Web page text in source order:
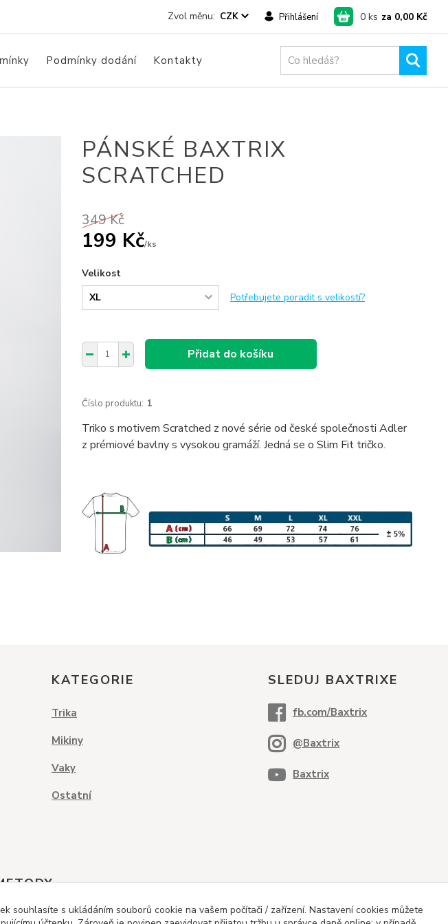
CZK Přihlášení 0 ks za 0,00 Kč
Podmínky dodání Kontakty
PÁNSKÉ BAXTRIX
SCRATCHED
349 Kč
199 Kč/ks
Velikost
Potřebujete poradit s velikostí?
Přidat do košíku
Číslo produktu: 1
Triko s motivem Scratched z nové série od české společnosti Adler
z prémiové bavlny s vysokou gramáží. Jedná se o Slim Fit tričko.
KATEGORIE
Trika
Mikiny
Vaky
Ostatní
SLEDUJ BAXTRIXE
souhlasíte s ukládáním souborů cookie na vašem počítači / zařízení. Nastavení cookies můžete